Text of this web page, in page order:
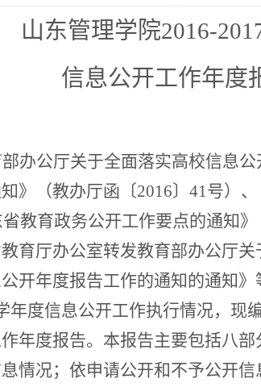
山东管理学院2016-
信息公开工作年度
办公厅关于全面落实高校信息
》（教办厅函〔2016〕41号）
教育政务公开工作要点的通知
育厅办公室转发教育部办公厅
开年度报告工作的通知的通知
年度信息公开工作执行情况，现
年度报告。本报告主要包括八
情况；依申请公开和不予公开